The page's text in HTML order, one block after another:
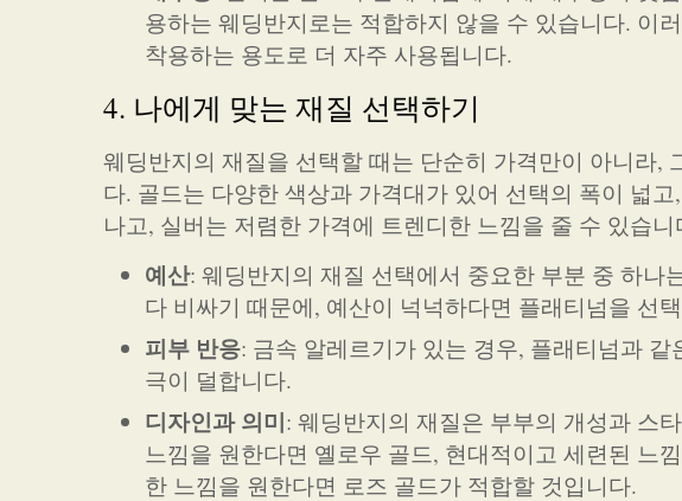
용하는 웨딩반지로는 적합하지 않을 수 있습니다. 이
착용하는 용도로 더 자주 사용됩니다.
4. 나에게 맞는 재질 선택하기
웨딩반지의 재질을 선택할 때는 단순히 가격만이 아니라,
다. 골드는 다양한 색상과 가격대가 있어 선택의 폭이 넓
나고, 실버는 저렴한 가격에 트렌디한 느낌을 줄 수 있습니
예산: 웨딩반지의 재질 선택에서 중요한 부분 중 하나
다 비싸기 때문에, 예산이 넉넉하다면 플래티넘을 선
피부 반응: 금속 알레르기가 있는 경우, 플래티넘과
극이 덜합니다.
디자인과 의미: 웨딩반지의 재질은 부부의 개성과 스
느낌을 원한다면 옐로우 골드, 현대적이고 세련된 느
한 느낌을 원한다면 로즈 골드가 적합할 것입니다.